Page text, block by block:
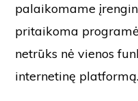
palaikomame
pritaikoma
netrūks nė vienos
internetinę platformą.